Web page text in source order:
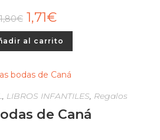
€ 1,71€
al carrito
, LIBROS INFANTILES, Regalos
de Caná